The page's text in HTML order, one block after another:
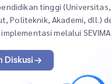
tinggi
Politeknik, Akademi, dll.)
melalui
Diskusi